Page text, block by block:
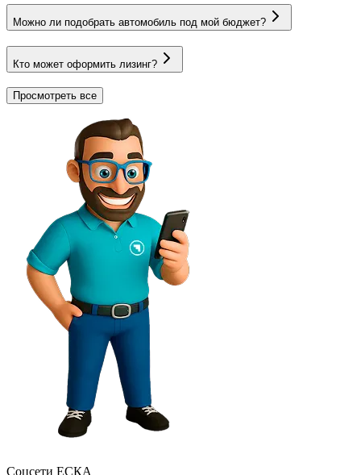
Можно ли подобрать автомобиль под мой бюджет?
Кто может оформить лизинг?
Просмотреть все
Соцсети ЕСКА